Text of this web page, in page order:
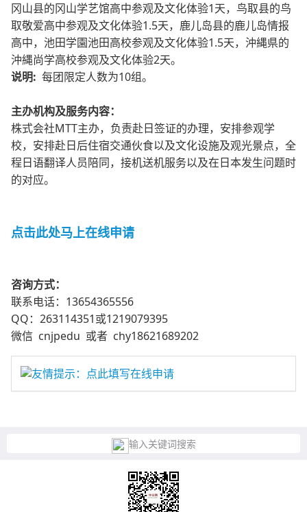
冈山县的冈山学艺馆高中参观及文化体验1天，鸟取县的鸟
取敬爱高中参观及文化体验1.5天，鹿儿岛县的鹿儿岛情报
高中，池田学園池田高校参观及文化体验1.5天，沖縄県的
沖縄尚学高校参观及文化体验2天。
说明: 每团限定人数为10组。
主办机构及服务内容：
株式会社MTT主办，负责赴日签证的办理，安排参观学
校，安排赴日后住宿交通伙食以及文化设施及观光景点，全
程日语翻译人员陪同，接机送机服务以及在日本发生问题时
的对应。
点击此处马上在线申请
咨询方式：
联系电话：13654365556
QQ：263114351或1219079395
微信 cnjpedu 或者 chy18621689202
友情提示：点此填写在线申请
输入关键词搜索